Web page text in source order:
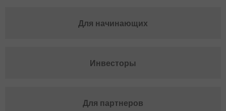
Для начинающих
Инвесторы
Для партнеров